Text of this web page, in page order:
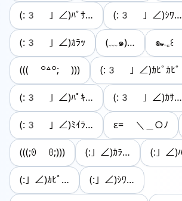
(:3 」∠)ﾊﾟｻ… (:3 」∠)ｼﾜ…
(:3 」∠)ｶﾗｯ (﹏๑)… ๛꜀꒰
((( ꒪꒫꒪; ))) (:3 」∠)ｶﾋﾟｶﾋﾟ
(:3 」∠)ﾊﾟｷ… (:3 」∠)ｶｻ…
(:3 」∠)ﾐｲﾗ… ε= ＼＿○ﾉ
(((;ꏿ ꏿ;))) (:」∠)ｶﾗ… (:」∠)
(:」∠)ｶﾋﾟ… (:」∠)ｼﾜ…